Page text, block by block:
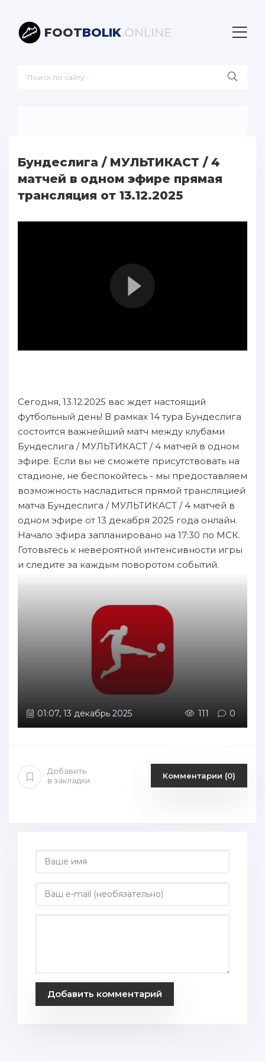
FOOTBOLIK.ONLINE
Бундеслига / МУЛЬТИКАСТ / 4
матчей в одном эфире прямая
трансляция от 13.12.2025
Сегодня, 13.12.2025 вас ждет настоящий
футбольный день! В рамках 14 тура Бундеслига
состоится важнейший матч между клубами
Бундеслига / МУЛЬТИКАСТ / 4 матчей в одном
эфире. Если вы не сможете присутствовать на
стадионе, не беспокойтесь - мы предоставляем
возможность насладиться прямой трансляцией
матча Бундеслига / МУЛЬТИКАСТ / 4 матчей в
одном эфире от 13 декабря 2025 года онлайн.
Начало эфира запланировано на 17:30 по МСК.
Готовьтесь к невероятной интенсивности игры
и следите за каждым поворотом событий.
01:07, 13 декабрь 2025 111 0
Добавить
в закладки
Комментарии (0)
Добавить комментарий